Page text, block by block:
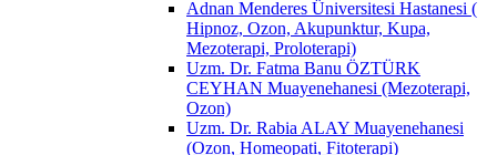
Adnan Menderes Üniversitesi Hastanesi (
Hipnoz, Ozon, Akupunktur, Kupa,
Mezoterapi, Proloterapi)
Uzm. Dr. Fatma Banu ÖZTÜRK
CEYHAN Muayenehanesi (Mezoterapi,
Ozon)
Uzm. Dr. Rabia ALAY Muayenehanesi
(Ozon, Homeopati, Fitoterapi)